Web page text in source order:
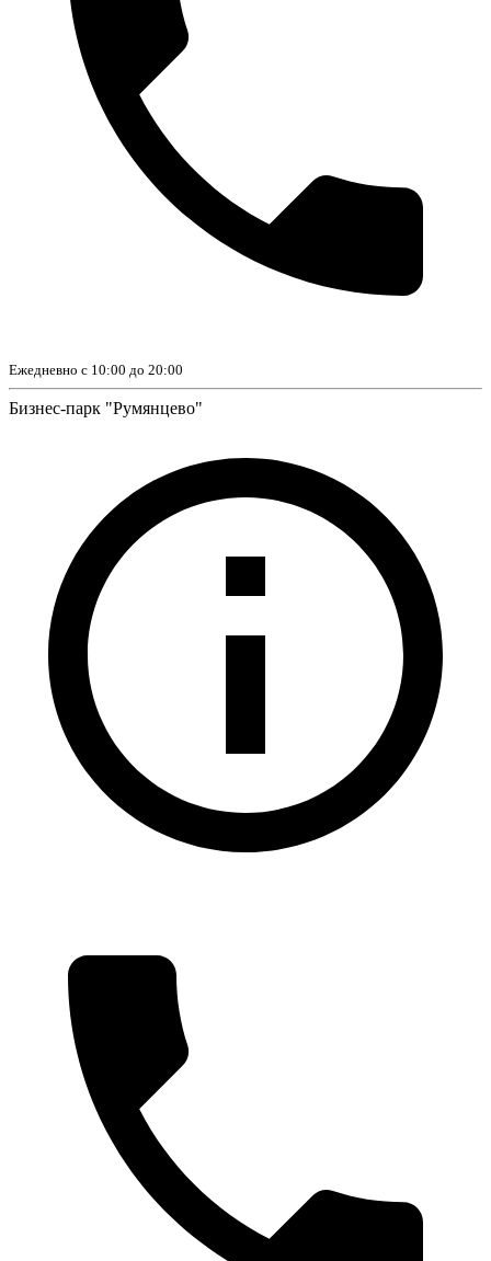
Ежедневно с 10:00 до 20:00
Бизнес-парк "Румянцево"